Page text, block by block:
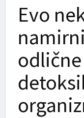
Evo
odlične